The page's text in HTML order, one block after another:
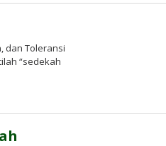
Kusnadi
dan Toleransi
“sedekah